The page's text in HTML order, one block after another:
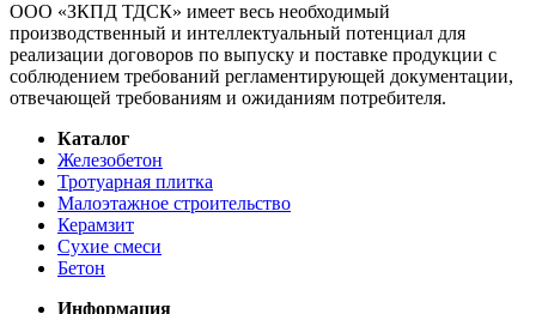
ООО «ЗКПД ТДСК» имеет весь необходимый
производственный и интеллектуальный потенциал для
реализации договоров по выпуску и поставке продукции с
соблюдением требований регламентирующей документации,
отвечающей требованиям и ожиданиям потребителя.
Каталог
Железобетон
Тротуарная плитка
Малоэтажное строительство
Керамзит
Сухие смеси
Бетон
Информация